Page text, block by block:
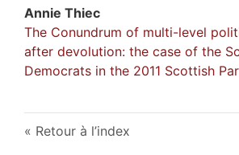
Annie Thiec
The Conundrum of multi-level
after devolution: the case of the
Democrats in the 2011 Scottish
Retour à l’index